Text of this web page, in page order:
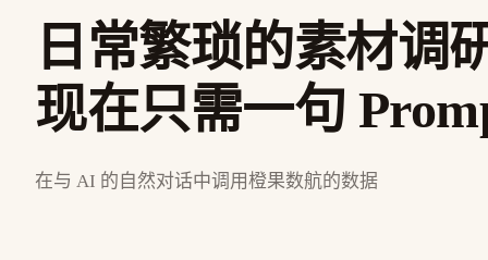
日常繁琐的素材调
现在只需一句
在与 AI 的自然对话中调用橙果数航的数据